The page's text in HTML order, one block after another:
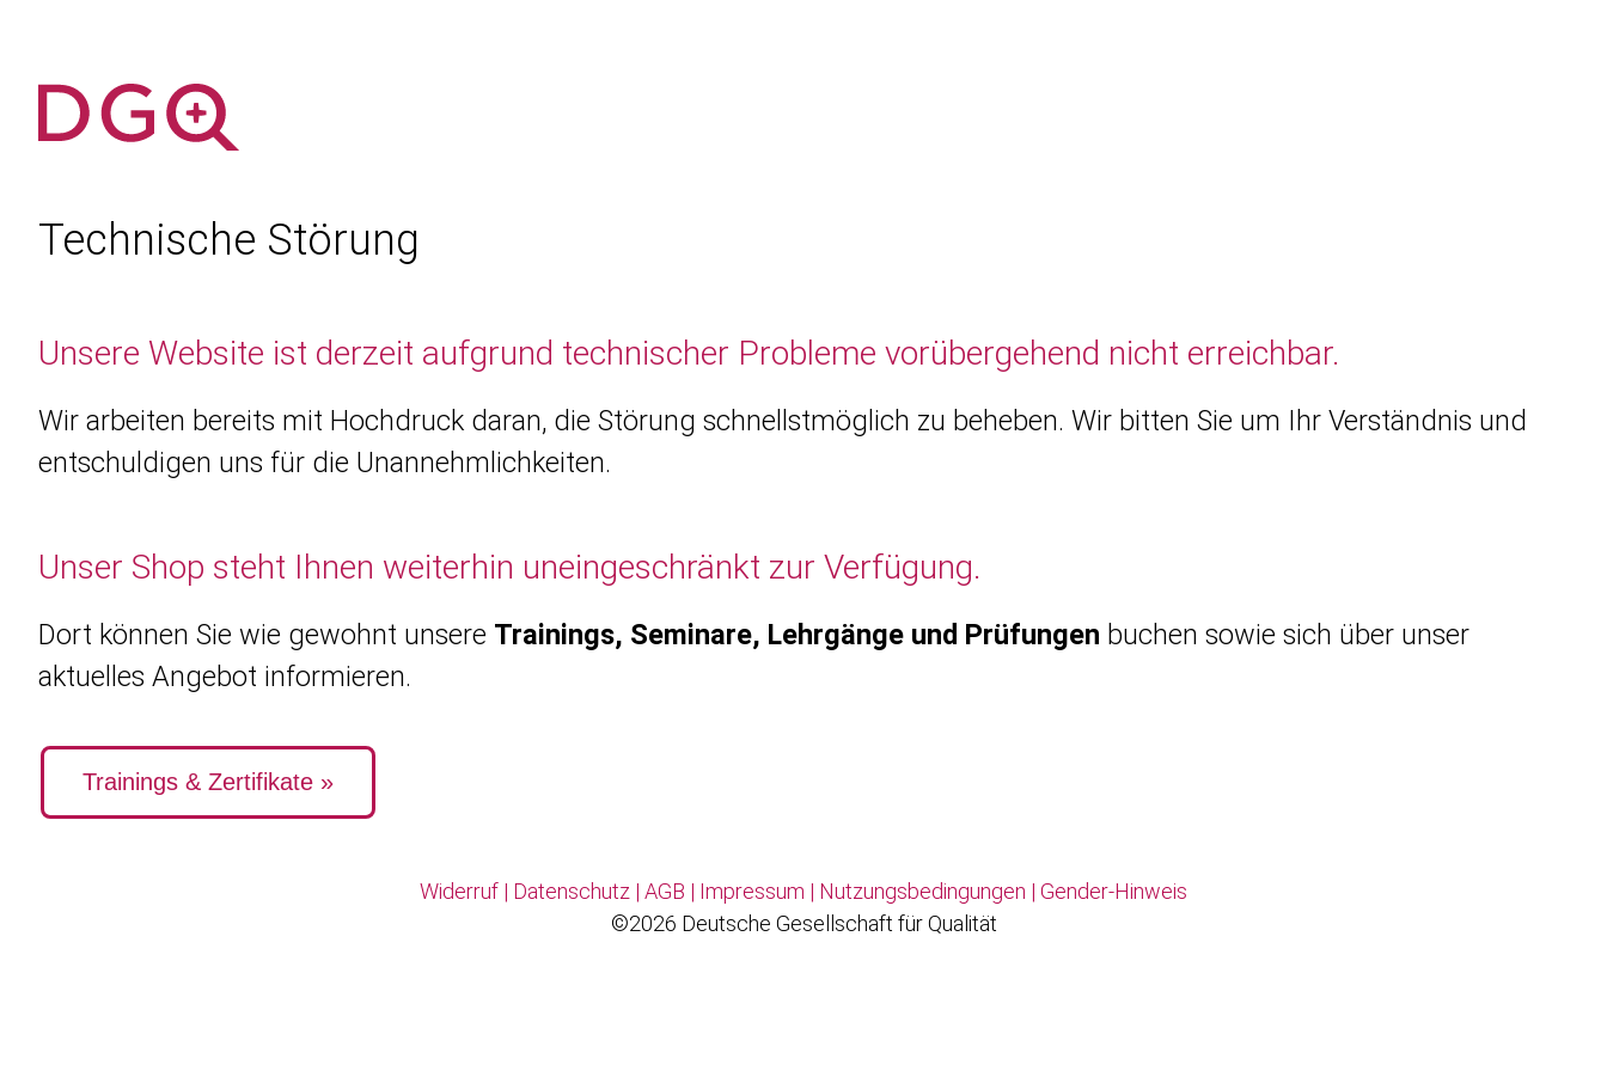
Technische Störung
Unsere Website ist derzeit aufgrund technischer Probleme vorübergehend nicht erreichbar.
Wir arbeiten bereits mit Hochdruck daran, die Störung schnellstmöglich zu beheben. Wir bitten Sie um Ihr Verständnis und
entschuldigen uns für die Unannehmlichkeiten.
Unser Shop steht Ihnen weiterhin uneingeschränkt zur Verfügung.
Dort können Sie wie gewohnt unsere Trainings, Seminare, Lehrgänge und Prüfungen buchen sowie sich über unser
aktuelles Angebot informieren.
Trainings & Zertifikate »
Widerruf | Datenschutz | AGB | Impressum | Nutzungsbedingungen | Gender-Hinweis
©2026 Deutsche Gesellschaft für Qualität